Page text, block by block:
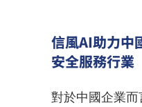
信風AI助力中
安全服務行業
對於中國企業